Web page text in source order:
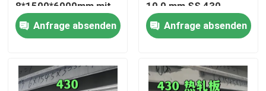
8*1500*6000mm mit
NO.1 Oberfläche
Anfrage absenden
10,0 mm SS 430
Platte von TISCO
Anfrage absenden